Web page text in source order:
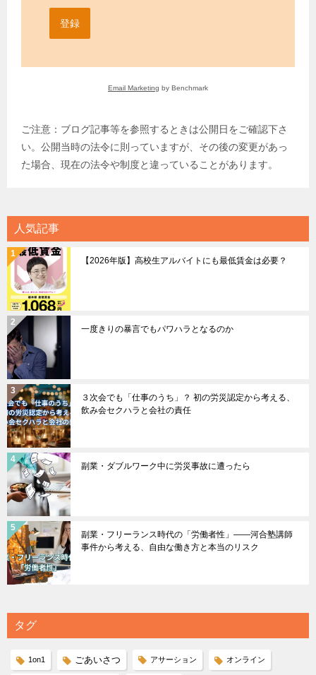
登録
Email Marketing by Benchmark
ご注意：ブログ記事等を参照するときは公開日をご確認下さ
い。公開当時の法令に則っていますが、その後の変更があっ
た場合、現在の法令や制度と違っていることがあります。
人気記事
【2026年版】高校生アルバイトにも最低賃金は必要？
一度きりの暴言でもパワハラとなるのか
３次会でも「仕事のうち」？ 初の労災認定から考える、
飲み会セクハラと会社の責任
副業・ダブルワーク中に労災事故に遭ったら
副業・フリーランス時代の「労働者性」――河合塾講師
事件から考える、自由な働き方と本当のリスク
タグ
1on1 ごあいさつ アサーション オンライン